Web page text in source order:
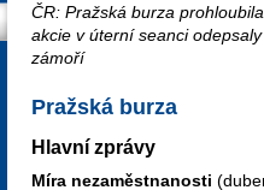
ČR: Pražská burza
akcie v úterní seanci
zámoří
Pražská burza
Hlavní zprávy
Míra nezaměstnanosti